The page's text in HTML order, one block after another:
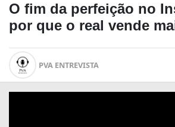
O fim da perfeição no
por que o real vende
PVA ENTREVISTA